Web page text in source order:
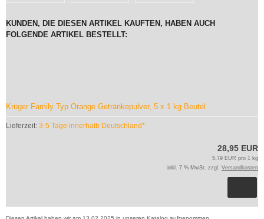
KUNDEN, DIE DIESEN ARTIKEL KAUFTEN, HABEN AUCH
FOLGENDE ARTIKEL BESTELLT:
Krüger Family Typ Orange Getränkepulver, 5 x 1 kg Beutel
Lieferzeit: 3-5 Tage innerhalb Deutschland*
28,95 EUR
5,79 EUR pro 1 kg
inkl. 7 % MwSt. zzgl. Versandkosten